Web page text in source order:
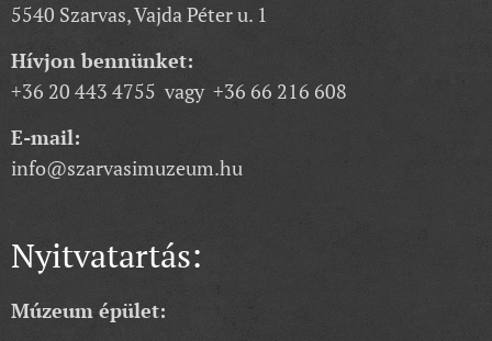
5540 Szarvas, Vajda Péter u. 1
Hívjon bennünket:
+36 20 443 4755 vagy +36 66 216 608
E-mail:
info@szarvasimuzeum.hu
Nyitvatartás:
Múzeum épület: